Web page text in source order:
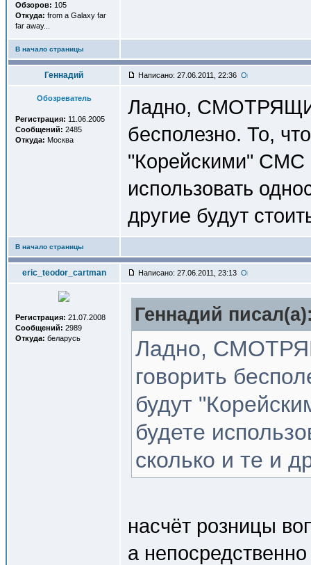
Обзоров: 105
Откуда: from a Galaxy far
far away...
В начало страницы
Геннадий Написано: 27.06.2011, 22:36
Обозреватель
Регистрация: 11.06.2005
Сообщений: 2485
Откуда: Москва
Ладно,
бесполезно. То,
"Корейскими" CMC
использовать
другие будут
В начало страницы
eric_teodor_cartman Написано: 27.06.2011, 23:13
Регистрация: 21.07.2008
Сообщений: 2989
Откуда: беларусь
Геннадий
Ладно,
говорить
будут
будете
сколько и те и
насчёт розницы
а